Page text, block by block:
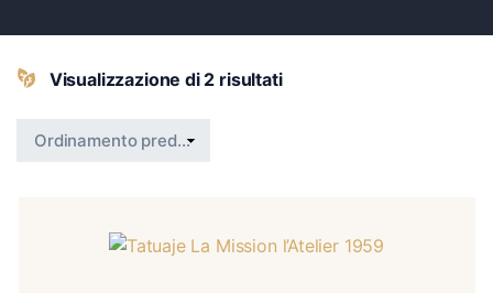
Visualizzazione di 2 risultati